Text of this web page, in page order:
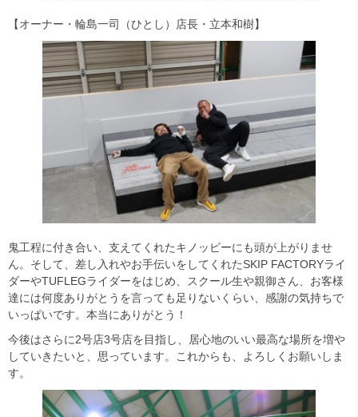
【オーナー・輪島一司（ひとし）店長・立本和樹】
鬼工程に付き合い、支えてくれたキノッピーにも頭が上がりませ
ん。そして、差し入れやお手伝いをしてくれたSKIP FACTORYライ
ダーやTUFLEGライダーをはじめ、スクール生や親御さん、お客様
達には何度ありがとうを言っても足りないくらい、感謝の気持ちで
いっぱいです。本当にありがとう！
今後はさらに2号店3号店を目指し、居心地のいい最高な場所を増や
していきたいと、思っています。これからも、よろしくお願いしま
す。